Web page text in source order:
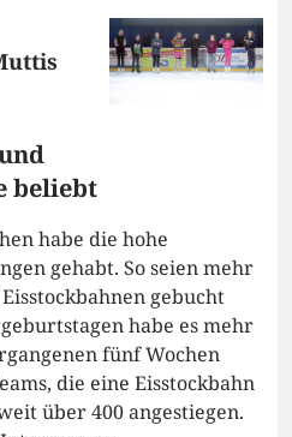
beliebt
habe die hohe
gehabt. So seien mehr
gebucht
habe es mehr
fünf Wochen
die eine Eisstockbahn
über 400 angestiegen.